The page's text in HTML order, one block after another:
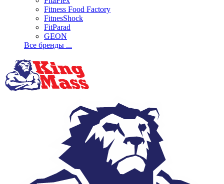
Fitness Food Factory
FitnesShock
FitParad
GEON
Все бренды ...